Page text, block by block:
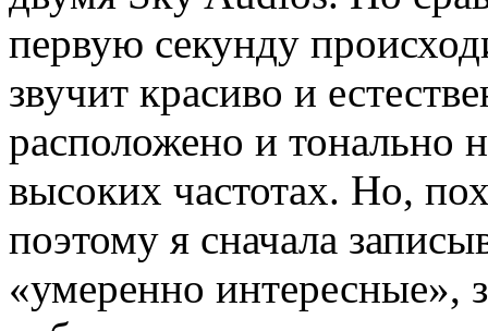
первую секунду
звучит красиво и
расположено и тонально
высоких частотах. Но,
поэтому я сначала
«умеренно интересные»,